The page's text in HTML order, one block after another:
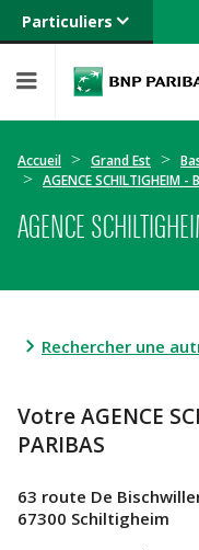
Particuliers
Banque privée
Entreprises
Accueil Grand Est
AGENCE SCHILTIGHEIM -
AGENCE
Rechercher une
Votre AGENCE
PARIBAS
63 route De
67300 Schiltigheim